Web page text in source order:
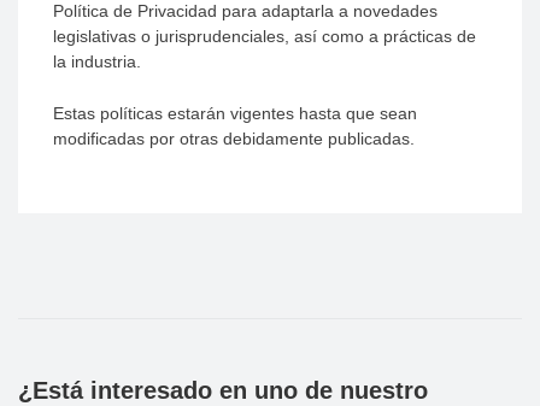
Política de Privacidad para adaptarla a novedades
legislativas o jurisprudenciales, así como a prácticas de
la industria.
Estas políticas estarán vigentes hasta que sean
modificadas por otras debidamente publicadas.
¿Está interesado en uno de nuestro